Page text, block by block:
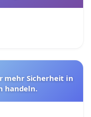
mehr Sicherheit in
handeln.